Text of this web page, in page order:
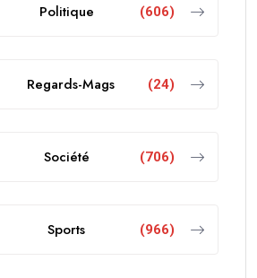
Politique (606)
Regards-Mags (24)
Société (706)
Sports (966)